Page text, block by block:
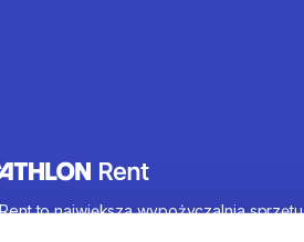
to największa wypożyczalnia sprzętu